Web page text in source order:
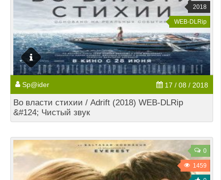
2018
WEB-DLRip
Sp@ider 17 / 08 / 2018
Во власти стихии / Adrift (2018) WEB-DLRip
&#124; Чистый звук
0
1459